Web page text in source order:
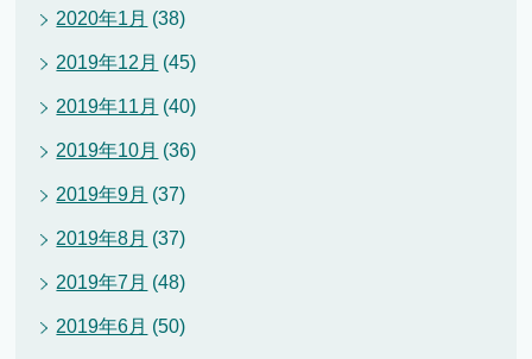
2020年1月 (38)
2019年12月 (45)
2019年11月 (40)
2019年10月 (36)
2019年9月 (37)
2019年8月 (37)
2019年7月 (48)
2019年6月 (50)